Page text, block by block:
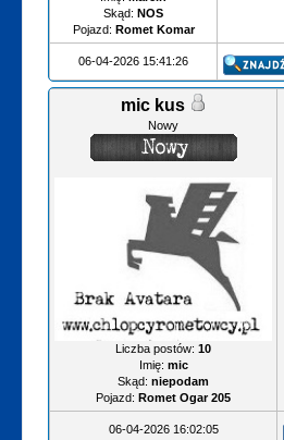
Skąd: NOS
Pojazd: Romet Komar
06-04-2026 15:41:26
mic kus
Nowy
Liczba postów:10
Imię: mic
Skąd: niepodam
Pojazd: Romet Ogar 205
06-04-2026 16:02:05